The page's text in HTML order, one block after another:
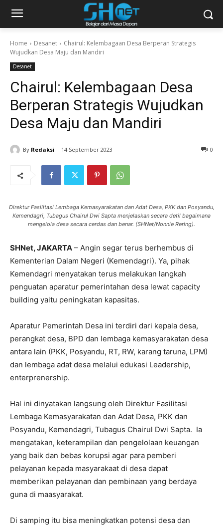
Home Desanet
Chairul: Kelembagaan Desa Berperan Strategis
Wujudkan Desa Maju dan Mandiri
Desanet
Chairul: Kelembagaan Desa
Berperan Strategis Wujudkan
Desa Maju dan Mandiri
By Redaksi 14 September 2023 0
Direktur Fasilitasi Lembaga Kemasyarakatan dan Adat Desa, PKK dan Posyandu,
Kemendagri, Tubagus Chairul Dwi Sapta menjelaskan secara detil bagaimana
mengelola desa secara cerdas dan benar. (SHNet/Nonnie Rering).
SHNet, JAKARTA – Angin segar terus berhembus di
Kementerian Dalam Negeri (Kemendagri). Ya, pihak
Kemendagri menyatakan terus melakukan langkah
penguatan aparatur pemerintahan desa lewat capacity
building yaitu peningkatan kapasitas.
Aparatur Pemerintah Desa ini terdiri dari kepala desa,
perangkat desa, BPD dan lembaga kemasyarakatan desa
antara lain (PKK, Posyandu, RT, RW, karang taruna, LPM)
dan lembaga adat desa melalui edukasi Leadership,
enterprenership.
Hal ini dinyatakan langsung oleh Direktur Fasilitasi
Lembaga Kemasyarakatan dan Adat Desa, PKK dan
Posyandu, Kemendagri, Tubagus Chairul Dwi Sapta. Ia
mengatakan, keterampilan dan pengelolaan keuangan
yang baik dan bebas korupsi agar para pemberi
pelayanan kepada masyarakaat di desa dapat
memberikan pelayanan dan pembinaan yang berdaya
guna di maasyarakat.
Di samping itu bisa meningkatkan potensi desa dan